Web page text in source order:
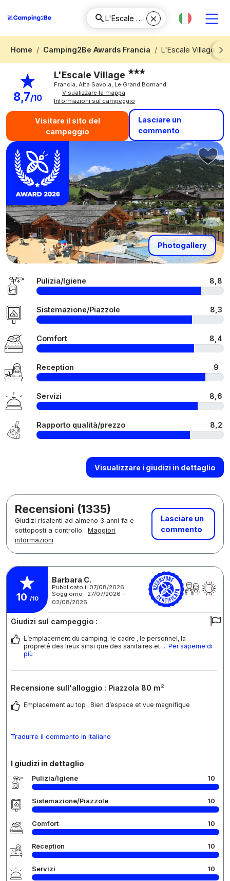
Home Camping2Be Awards Francia
L'Escale Village
Next
8,7/10
L'Escale Village
Francia, Alta Savoia, Le Grand Bornand
Visualizzare la mappa
Informazioni sul campeggio
Visitare il sito del
campeggio
Lasciare un
commento
Photogallery
Pulizia/Igiene 8,8
Sistemazione/Piazzole 8,3
Comfort 8,4
Reception 9
Servizi 8,6
Rapporto qualità/prezzo 8,2
Visualizzare i giudizi in dettaglio
Recensioni (1335)
Giudizi risalenti ad almeno 3 anni fa e
sottoposti a controllo. Maggiori
informazioni
Lasciare un
commento
10 /10
Barbara C.
Pubblicato il 07/08/2026
Soggiorno : 27/07/2026 -
02/08/2026
Giudizi sul campeggio :
L’emplacement du camping, le cadre , le personnel, la
propreté des lieux ainsi que des sanitaires et ... Per saperne di
più
Recensione sull'alloggio : Piazzola 80 m²
Emplacement au top . Bien d’espace et vue magnifique
Tradurre il commento in Italiano
I giudizi in dettaglio
Pulizia/Igiene 10
Sistemazione/Piazzole 10
Comfort 10
Reception 10
Servizi 10